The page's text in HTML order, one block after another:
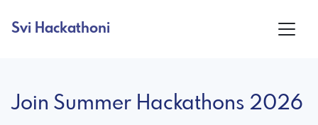
Svi Hackathoni
Join Summer Hackathons 2026